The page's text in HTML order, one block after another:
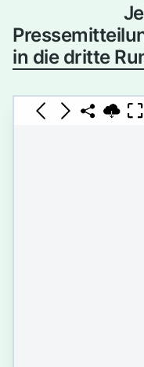
in die dritte